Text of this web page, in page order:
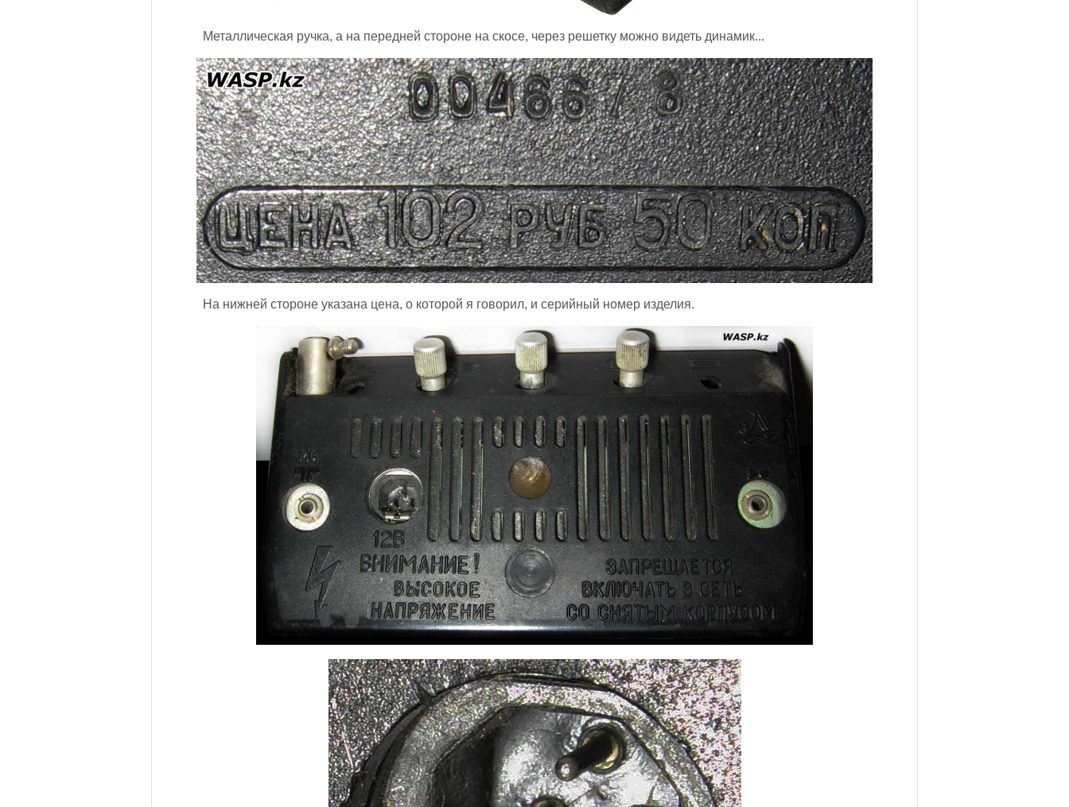
Металлическая ручка, а на передней стороне на скосе, через решетку можно видеть динамик...
На нижней стороне указана цена, о которой я говорил, и серийный номер изделия.